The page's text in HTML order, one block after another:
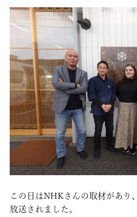
この日はNHKさんの取材があり
放送されました。